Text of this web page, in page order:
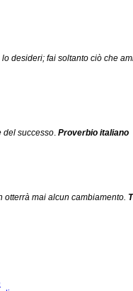
desideri; fai soltanto ciò che
del successo. Proverbio italiano
otterrà mai alcun cambiamento.